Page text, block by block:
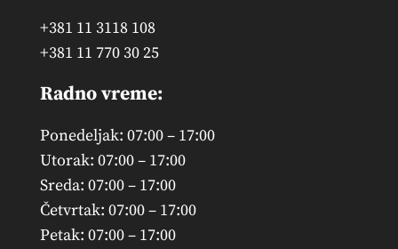
+381 11 3118 108
+381 11 770 30 25
Radno vreme:
Ponedeljak: 07:00 – 17:00
Utorak: 07:00 – 17:00
Sreda: 07:00 – 17:00
Četvrtak: 07:00 – 17:00
Petak: 07:00 – 17:00